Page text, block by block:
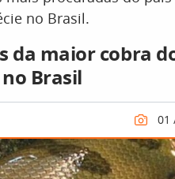
no Brasil.
da maior cobra
Brasil